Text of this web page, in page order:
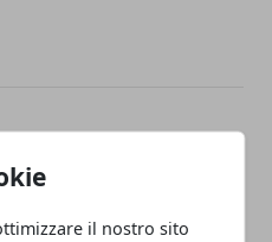
il nostro sito